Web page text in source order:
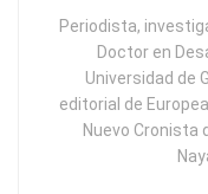
Periodista,
Doctor en
Universidad de
editorial de
Nuevo Cronista